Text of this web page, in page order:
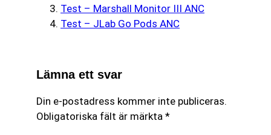
Test – Marshall Monitor III ANC
Test – JLab Go Pods ANC
Lämna ett svar
Din e-postadress kommer inte publiceras.
Obligatoriska fält är märkta *